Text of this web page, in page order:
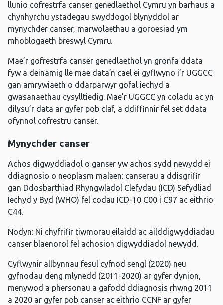
llunio cofrestrfa canser genedlaethol Cymru yn barhaus a
chynhyrchu ystadegau swyddogol blynyddol ar
mynychder canser, marwolaethau a goroesiad ym
mhoblogaeth breswyl Cymru.
Mae’r gofrestrfa canser genedlaethol yn gronfa ddata
fyw a deinamig lle mae data’n cael ei gyflwyno i’r UGGCC
gan amrywiaeth o ddarparwyr gofal iechyd a
gwasanaethau cysylltiedig. Mae’r UGGCC yn coladu ac yn
dilysu’r data ar gyfer pob claf, a ddiffinnir fel set ddata
ofynnol cofrestru canser.
Mynychder canser
Achos digwyddiadol o ganser yw achos sydd newydd ei
ddiagnosio o neoplasm malaen: canserau a ddisgrifir
gan Ddosbarthiad Rhyngwladol Clefydau (ICD) Sefydliad
Iechyd y Byd (WHO) fel codau ICD-10 C00 i C97 ac eithrio
C44.
Nodyn: Ni chyfrifir tiwmorau eilaidd ac ailddigwyddiadau
canser blaenorol fel achosion digwyddiadol newydd.
Cyflwynir allbynnau fesul cyfnod sengl (2020) neu
gyfnodau deng mlynedd (2011-2020) ar gyfer dynion,
menywod a phersonau a gafodd ddiagnosis rhwng 2011
a 2020 ar gyfer pob canser ac eithrio CCNF ar gyfer